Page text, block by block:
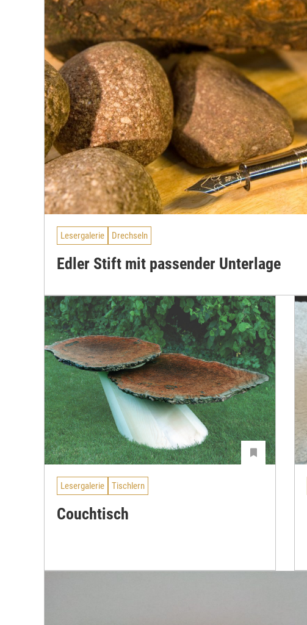
Lesergalerie Drechseln
Edler Stift mit passender Unterlage
Lesergalerie Tischlern
Couchtisch